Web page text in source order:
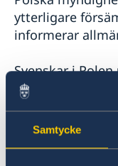
Samtycke
förnamn och
SOS-International,
Assistance
Svenska skolan i
Svenskt
Vigsel
Vigsel i Polen
ytterligare
informerar
Svenskar i
uppdateringar
https://